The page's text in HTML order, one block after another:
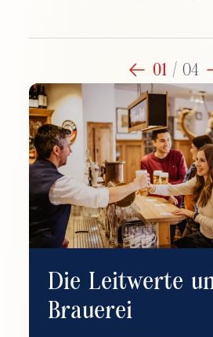
01 / 04
Die Leitwerte
Brauerei